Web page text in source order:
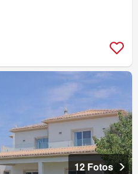
12 Fotos